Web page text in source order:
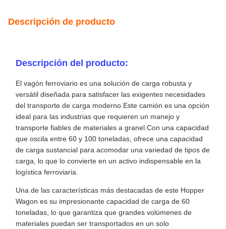
Descripción de producto
Descripción del producto:
El vagón ferroviario es una solución de carga robusta y
versátil diseñada para satisfacer las exigentes necesidades
del transporte de carga moderno.Este camión es una opción
ideal para las industrias que requieren un manejo y
transporte fiables de materiales a granel.Con una capacidad
que oscila entre 60 y 100 toneladas, ofrece una capacidad
de carga sustancial para acomodar una variedad de tipos de
carga, lo que lo convierte en un activo indispensable en la
logística ferroviaria.
Una de las características más destacadas de este Hopper
Wagon es su impresionante capacidad de carga de 60
toneladas, lo que garantiza que grandes volúmenes de
materiales puedan ser transportados en un solo